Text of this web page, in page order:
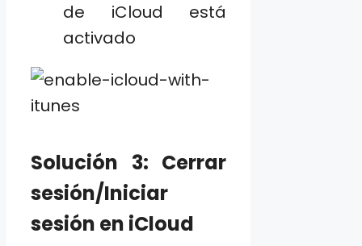
de iCloud está
activado
Solución 3: Cerrar
sesión/Iniciar
sesión en iCloud